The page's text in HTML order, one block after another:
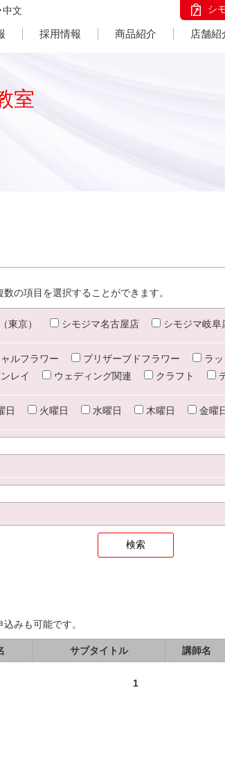
中文 シ
採用情報 商品紹介 店舗紹
室
の項目を選択することができます。
東京） シモジマ名古屋店 シモジマ岐阜
ルフラワー プリザーブドフラワー ラ
レイ
ウェディング関連 クラフト
日 火曜日 水曜日 木曜日 金曜
みも可能です。
サブタイトル 講師名
1